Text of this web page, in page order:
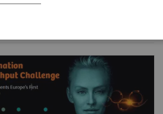
Filter (1 item)